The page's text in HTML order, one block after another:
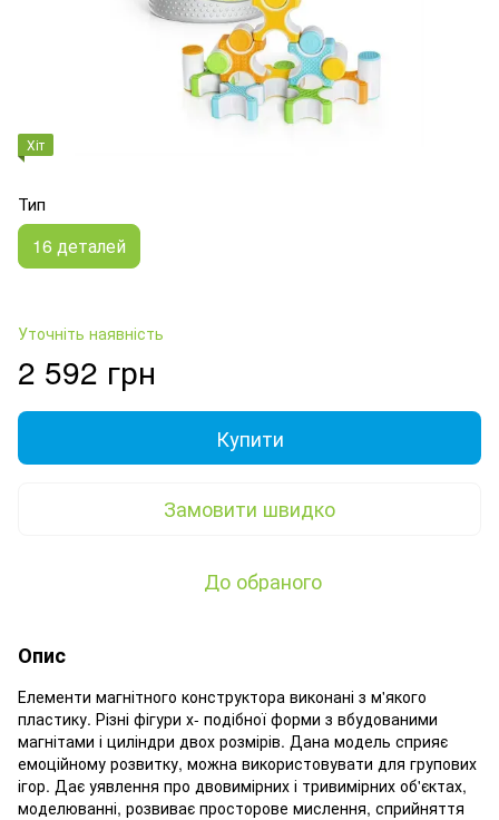
Хіт
Тип
16 деталей
Уточніть наявність
2 592 грн
Купити
Замовити швидко
До обраного
Опис
Елементи магнітного конструктора виконані з м'якого
пластику. Різні фігури х- подібної форми з вбудованими
магнітами і циліндри двох розмірів. Дана модель сприяє
емоційному розвитку, можна використовувати для групових
ігор. Дає уявлення про двовимірних і тривимірних об'єктах,
моделюванні, розвиває просторове мислення, сприйняття